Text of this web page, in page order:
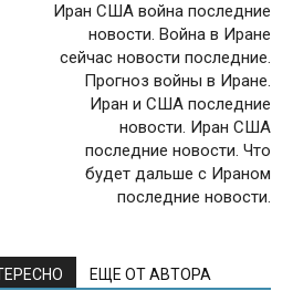
Иран США война последние
новости. Война в Иране
сейчас новости последние.
Прогноз войны в Иране.
Иран и США последние
новости. Иран США
последние новости. Что
будет дальше с Ираном
последние новости.
ЕЩЕ ОТ АВТОРА